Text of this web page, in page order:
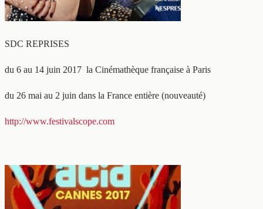
SDC REPRISES
du 6 au 14 juin 2017 la Cinémathèque française à Paris
du 26 mai au 2 juin dans la France entière (nouveauté)
http://www.festivalscope.com